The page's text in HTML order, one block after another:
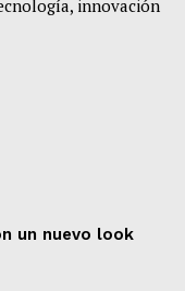
innovación
un nuevo look